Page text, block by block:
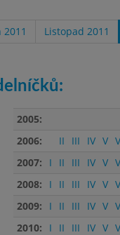
2011 Listopad 2011
2005:
2006:
II III IV V
2007:
I II III IV V
2008:
I II III IV V
2009:
I II III IV V
2010:
I II III IV V